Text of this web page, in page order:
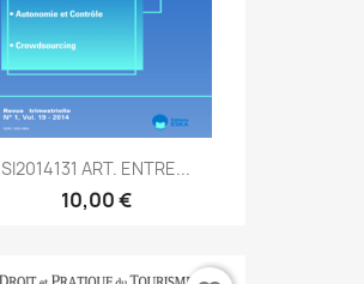
SI2014131 ART. ENTRE...
10,00 €